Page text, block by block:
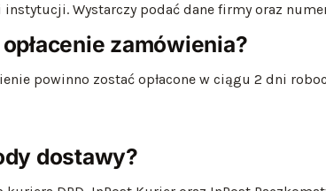
instytucji. Wystarczy podać dane firmy oraz
zamówienia?
powinno zostać opłacone w ciągu 2 dni
dostawy?